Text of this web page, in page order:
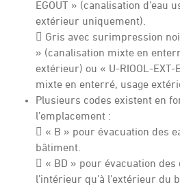
EGOUT » (canalisation d’eau
extérieur uniquement).
 Gris avec surimpression
» (canalisation mixte en
extérieur) ou « U-RIOOL-EXT-
mixte en enterré, usage
Plusieurs codes existent en
l’emplacement :
 « B » pour évacuation des
bâtiment.
 « BD » pour évacuation des
l’intérieur qu’à l’extérieur du